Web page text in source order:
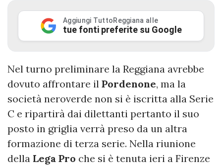
Aggiungi TuttoReggiana alle
tue fonti preferite su Google
Nel turno preliminare la Reggiana avrebbe
dovuto affrontare il Pordenone, ma la
società neroverde non si è iscritta alla Serie
C e ripartirà dai dilettanti pertanto il suo
posto in griglia verrà preso da un altra
formazione di terza serie. Nella riunione
della Lega Pro che si è tenuta ieri a Firenze